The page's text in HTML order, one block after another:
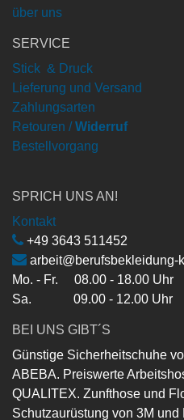
über uns
SERVICE
Stick & Druck
Lieferung und Versand
Zahlungsarten
Retouren / Widerruf
Bestellvorgang
SPRICH UNS AN!
Kontakt
+49 3643 511452
arbeit@berufsbekleidung-
Mo. - Fr. 08.00 - 18.00 Uhr
Sa. 09.00 - 12.00 Uhr
BEI UNS GIBT´S
Günstige Sicherheitschuhe
ABEBA. Preiswerte
QUALITEX. Zunfthose und
Schutzaurüstung von 3M und